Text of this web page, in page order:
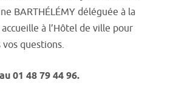
BARTHÉLÉMY déléguée à la
à l’Hôtel de ville pour
questions.
01 48 79 44 96.